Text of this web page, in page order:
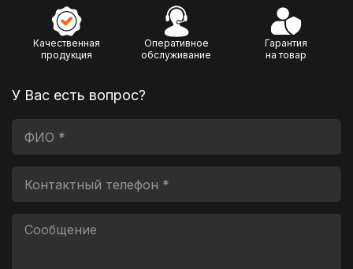
Качественная
продукция
Оперативное
обслуживание
Гарантия
на товар
У Вас есть вопрос?